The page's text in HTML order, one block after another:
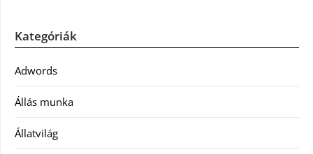
Kategóriák
Adwords
Állás munka
Állatvilág